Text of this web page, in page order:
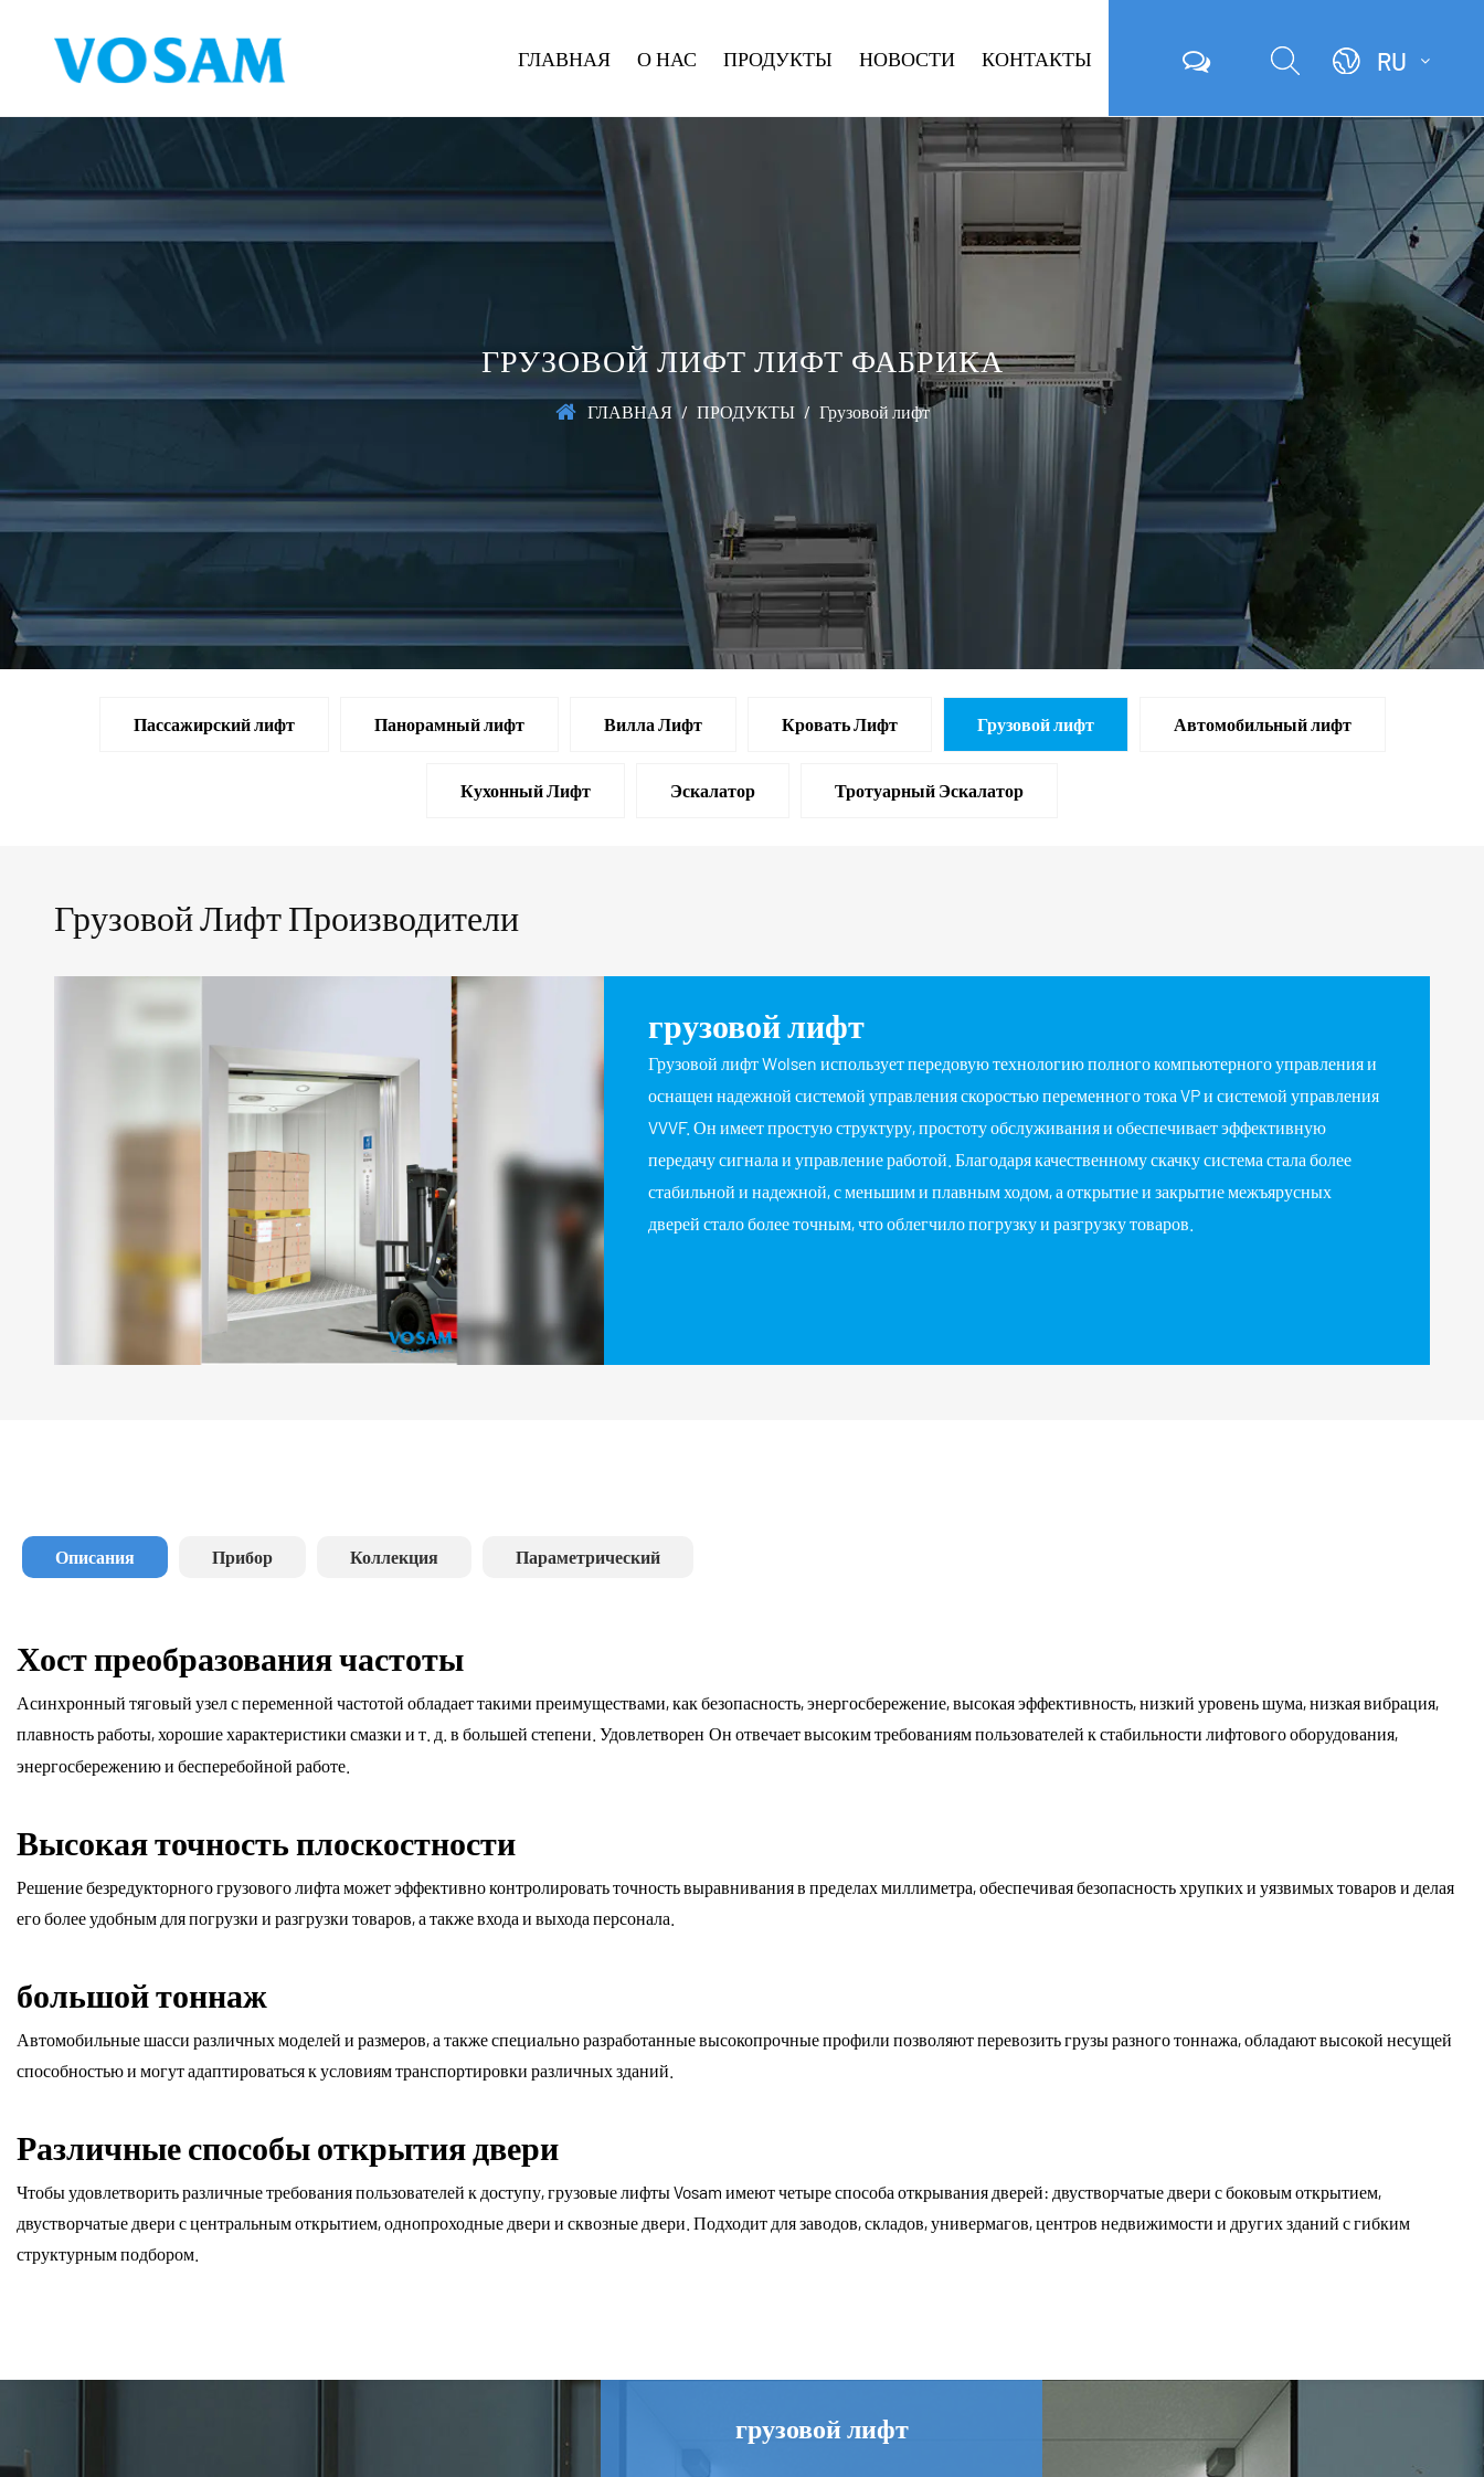
ГЛАВНАЯ О НАС ПРОДУКТЫ НОВОСТИ КОНТАКТЫ RU
ГРУЗОВОЙ ЛИФТ ЛИФТ ФАБРИКА
ГЛАВНАЯ / ПРОДУКТЫ / Грузовой лифт
Пассажирский лифт Панорамный лифт Вилла Лифт Кровать Лифт Грузовой лифт Автомобильный лифт
Кухонный Лифт Эскалатор Тротуарный Эскалатор
Грузовой Лифт Производители
грузовой лифт
Грузовой лифт Wolsen использует передовую технологию полного компьютерного управления и
оснащен надежной системой управления скоростью переменного тока VP и системой управления
VVVF. Он имеет простую структуру, простоту обслуживания и обеспечивает эффективную
передачу сигнала и управление работой. Благодаря качественному скачку система стала более
стабильной и надежной, с меньшим и плавным ходом, а открытие и закрытие межъярусных
дверей стало более точным, что облегчило погрузку и разгрузку товаров.
Описания Прибор Коллекция Параметрический
Хост преобразования частоты
Асинхронный тяговый узел с переменной частотой обладает такими преимуществами, как безопасность, энергосбережение, высокая эффективность, низкий уровень шума, низкая вибрация,
плавность работы, хорошие характеристики смазки и т. д. в большей степени. Удовлетворен Он отвечает высоким требованиям пользователей к стабильности лифтового оборудования,
энергосбережению и бесперебойной работе.
Высокая точность плоскостности
Решение безредукторного грузового лифта может эффективно контролировать точность выравнивания в пределах миллиметра, обеспечивая безопасность хрупких и уязвимых товаров и делая
его более удобным для погрузки и разгрузки товаров, а также входа и выхода персонала.
большой тоннаж
Автомобильные шасси различных моделей и размеров, а также специально разработанные высокопрочные профили позволяют перевозить грузы разного тоннажа, обладают высокой несущей
способностью и могут адаптироваться к условиям транспортировки различных зданий.
Различные способы открытия двери
Чтобы удовлетворить различные требования пользователей к доступу, грузовые лифты Vosam имеют четыре способа открывания дверей: двустворчатые двери с боковым открытием,
двустворчатые двери с центральным открытием, однопроходные двери и сквозные двери. Подходит для заводов, складов, универмагов, центров недвижимости и других зданий с гибким
структурным подбором.
грузовой лифт